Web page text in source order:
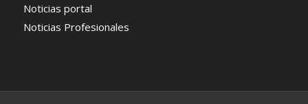
Noticias portal
Noticias Profesionales